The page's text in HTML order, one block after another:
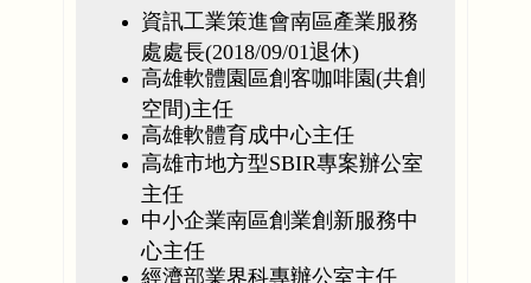
資訊工業策進會南區產業服務
處處長(2018/09/01退休)
高雄軟體園區創客咖啡園(共創
空間)主任
高雄軟體育成中心主任
高雄市地方型SBIR專案辦公室
主任
中小企業南區創業創新服務中
心主任
經濟部業界科專辦公室主任